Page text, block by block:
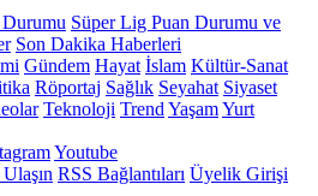
Süper Lig Puan Durumu ve
Son Dakika Haberleri
Gündem Hayat İslam Kültür-Sanat
Röportaj Sağlık Seyahat Siyaset
Teknoloji Trend YaşamYurt
Youtube
RSS Bağlantıları Üyelik Girişi